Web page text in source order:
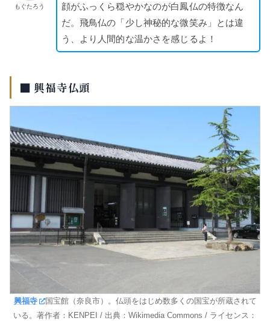
もぐたろう
顔がふっくら穏やかなのが白鳳仏の特徴なん
だ。飛鳥仏の「少し神秘的な微笑み」とは違
う、より人間的な温かさを感じるよ！
■ 興福寺仏頭
興福寺
国宝館（奈良市）。仏頭をはじめ数多くの国宝が所蔵されて
いる。著作者：KENPEI / 出典：Wikimedia Commons / ライセンス：